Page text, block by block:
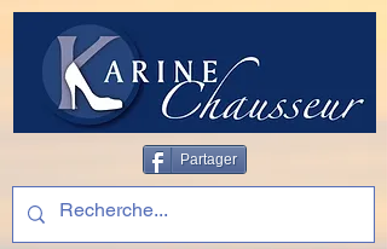
Partager